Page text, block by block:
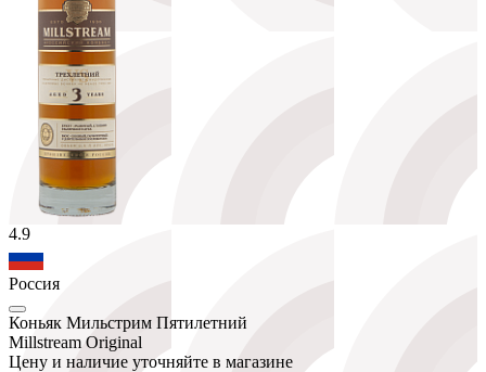
4.9
Россия
Коньяк Мильстрим Пятилетний
Millstream Original
Цену и наличие уточняйте в магазине